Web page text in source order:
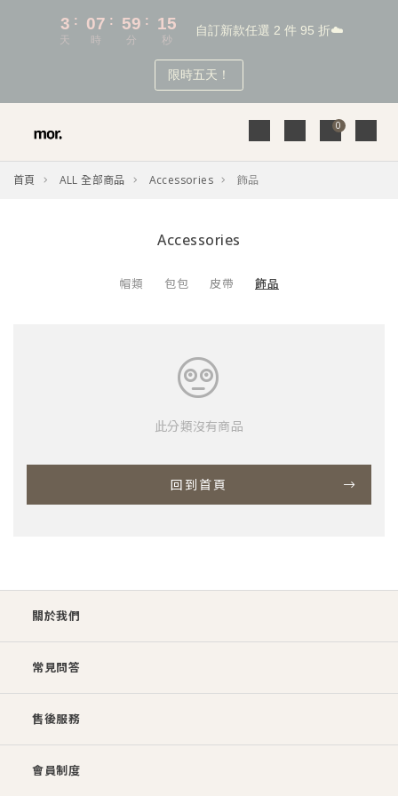
0
首頁 ALL 全部商品 Accessories 飾品
Accessories
帽類 包包 皮帶 飾品
此分類沒有商品
回到首頁
關於我們
常見問答
售後服務
會員制度